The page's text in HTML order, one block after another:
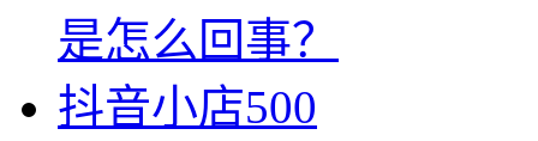
是怎么回事？
抖音小店500